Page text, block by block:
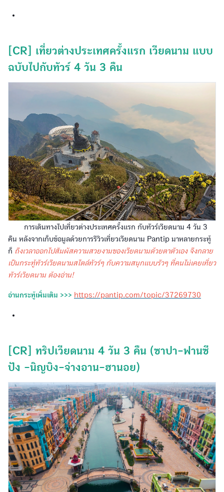
[CR] เที่ยวต่างประเทศครั้งแรก เวียดนาม แบบ
ฉบับไปกับทัวร์ 4 วัน 3 คืน
การเดินทางไปเที่ยวต่างประเทศครั้งแรก กับทัวร์เวียดนาม 4 วัน 3
คืน หลังจากเก็บข้อมูลด้วยการรีวิวเที่ยวเวียดนาม Pantip มาหลายกระทู้
ก็ ถึงเวลาออกไปสัมผัสความสวยงามของเวียดนามด้วยตาตัวเอง จึงกลาย
เป็นกระทู้ทัวร์เวียดนามสไตล์ทัวร์ๆ กับความสนุกแบบรัวๆ ที่คนไม่เคยเที่ยว
ทัวร์เวียดนาม ต้องอ่าน!
อ่านกระทู้เพิ่มเติม >>> https://pantip.com/topic/37269730
[CR] ทริปเวียดนาม 4 วัน 3 คืน (ซาปา-ฟานซี
ปัง -นิญบิง-จ่างอาน-ฮานอย)